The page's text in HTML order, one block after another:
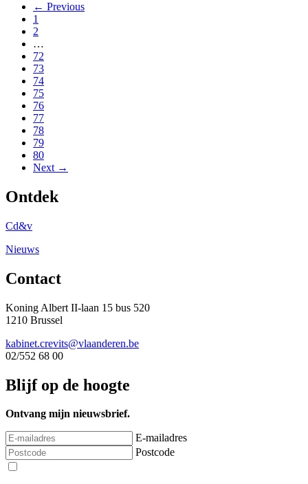
← Previous
1
2
…
72
73
74
75
76
77
78
79
80
Next →
Ontdek
Cd&v
Nieuws
Contact
Koning Albert II-laan 15 bus 520
1210 Brussel
kabinet.crevits@vlaanderen.be
02/552 68 00
Blijf op de hoogte
Ontvang mijn nieuwsbrief.
E-mailadres
Postcode